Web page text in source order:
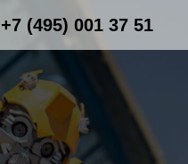
+7 (495) 001 37 51